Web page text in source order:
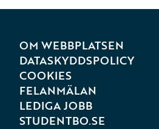
OM WEBBPLATSEN
DATASKYDDSPOLICY
COOKIES
FELANMÄLAN
LEDIGA JOBB
STUDENTBO.SE